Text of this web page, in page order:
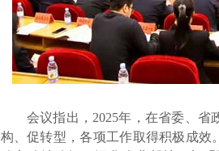
会议指出，2025年，在省委、省
构、促转型，各项工作取得积极成效